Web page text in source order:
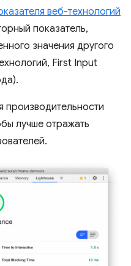
веб-технологий
показатель,
значения другого
First Input
производительности
лучше отражать